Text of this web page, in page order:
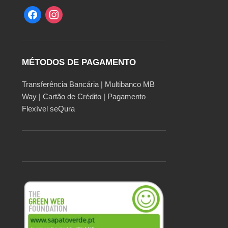
MÉTODOS DE PAGAMENTO
Transferência Bancária | Multibanco MB
Way | Cartão de Crédito | Pagamento
Flexível seQura